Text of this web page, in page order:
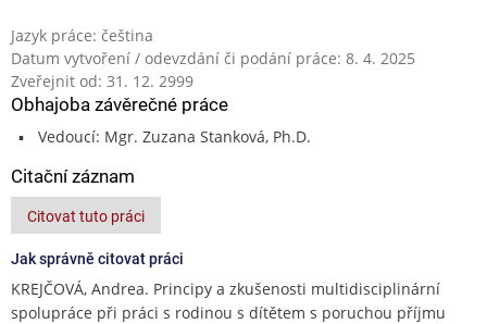
Jazyk práce: čeština
Datum vytvoření / odevzdání či podání práce: 8. 4. 2025
Zveřejnit od: 31. 12. 2999
Obhajoba závěrečné práce
Vedoucí: Mgr. Zuzana Stanková, Ph.D.
Citační záznam
Citovat tuto práci
Jak správně citovat práci
KREJČOVÁ, Andrea. Principy a zkušenosti multidisciplinární
spolupráce při práci s rodinou s dítětem s poruchou příjmu